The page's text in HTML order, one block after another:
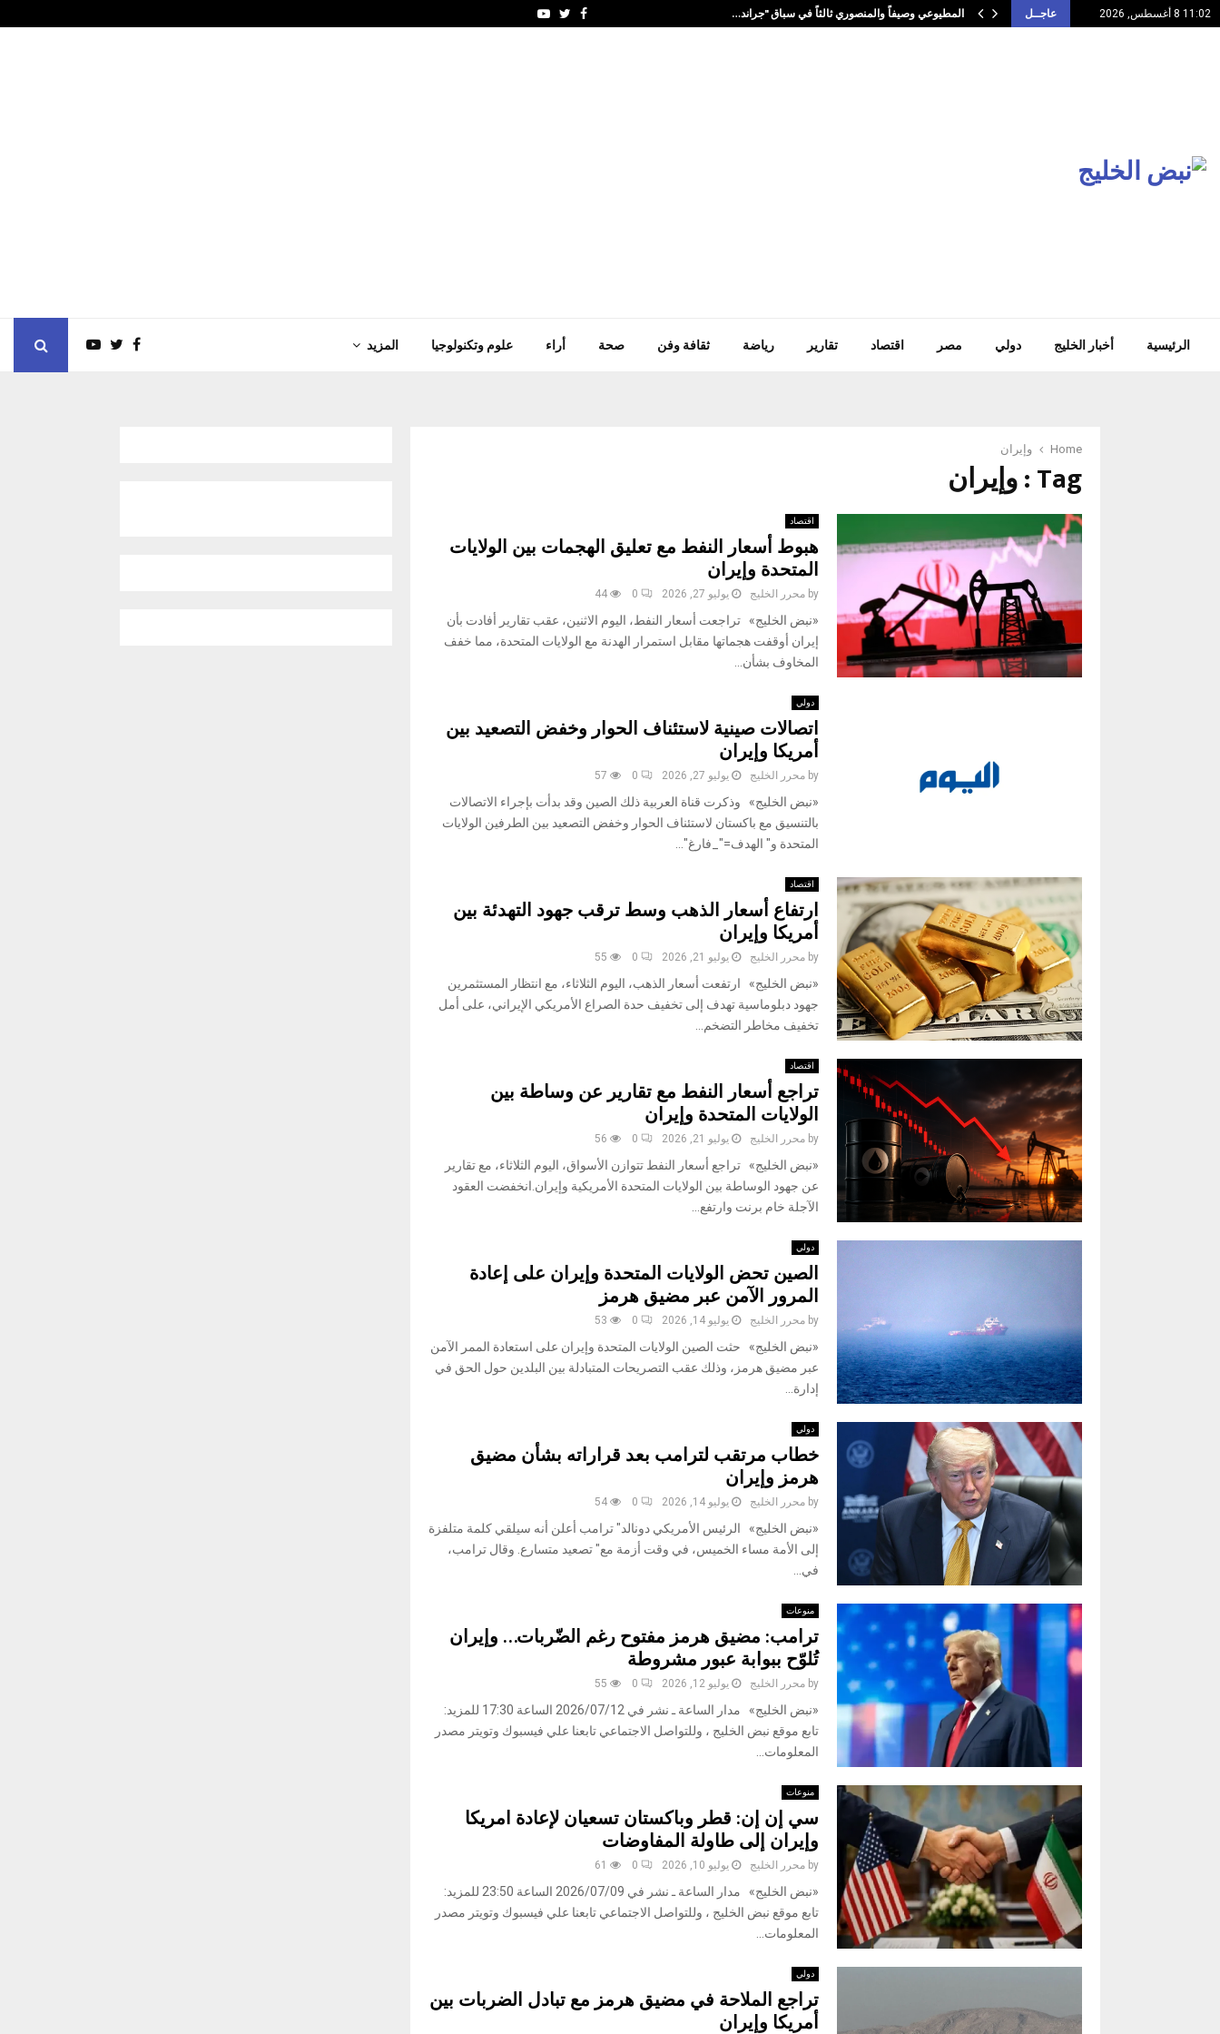
11:02 8 أغسطس, 2026 عاجــل المطيوعي وصيفاً والمنصوري ثالثاً في سباق "جراند… Facebook
Twitter
Youtube
الرئيسية أخبار الخليج دولي مصر اقتصاد تقارير رياضة ثقافة وفن صحة أراء علوم وتكنولوجيا المزيد
Home وإيران
Tag : وإيران
اقتصاد
هبوط أسعار النفط مع تعليق الهجمات بين الولايات
المتحدة وإيران
by محرر الخليج يوليو 27, 2026 0
44
«نبض الخليج» تراجعت أسعار النفط، اليوم الاثنين، عقب تقارير أفادت بأن
إيران أوقفت هجماتها مقابل استمرار الهدنة مع الولايات المتحدة، مما خفف
المخاوف بشأن...
دولي
اتصالات صينية لاستئناف الحوار وخفض التصعيد بين
أمريكا وإيران
by محرر الخليج يوليو 27, 2026 0
57
«نبض الخليج» وذكرت قناة العربية ذلك الصين وقد بدأت بإجراء الاتصالات
بالتنسيق مع باكستان لاستئناف الحوار وخفض التصعيد بين الطرفين الولايات
المتحدة و" الهدف="_فارغ"...
اقتصاد
ارتفاع أسعار الذهب وسط ترقب جهود التهدئة بين
أمريكا وإيران
by محرر الخليج يوليو 21, 2026 0
55
«نبض الخليج» ارتفعت أسعار الذهب، اليوم الثلاثاء، مع انتظار المستثمرين
جهود دبلوماسية تهدف إلى تخفيف حدة الصراع الأمريكي الإيراني، على أمل
تخفيف مخاطر التضخم...
اقتصاد
تراجع أسعار النفط مع تقارير عن وساطة بين
الولايات المتحدة وإيران
by محرر الخليج يوليو 21, 2026 0
56
«نبض الخليج» تراجع أسعار النفط تتوازن الأسواق، اليوم الثلاثاء، مع تقارير
عن جهود الوساطة بين الولايات المتحدة الأمريكية وإيران.انخفضت العقود
الآجلة خام برنت وارتفع...
دولي
الصين تحض الولايات المتحدة وإيران على إعادة
المرور الآمن عبر مضيق هرمز
by محرر الخليج يوليو 14, 2026 0
53
«نبض الخليج» حثت الصين الولايات المتحدة وإيران على استعادة الممر الآمن
عبر مضيق هرمز، وذلك عقب التصريحات المتبادلة بين البلدين حول الحق في
إدارة...
دولي
خطاب مرتقب لترامب بعد قراراته بشأن مضيق
هرمز وإيران
by محرر الخليج يوليو 14, 2026 0
54
«نبض الخليج» الرئيس الأمريكي دونالد" ترامب أعلن أنه سيلقي كلمة متلفزة
إلى الأمة مساء الخميس، في وقت أزمة مع" تصعيد متسارع. وقال ترامب،
في...
منوعات
ترامب: مضيق هرمز مفتوح رغم الضّربات… وإيران
تُلوّح ببوابة عبور مشروطة
by محرر الخليج يوليو 12, 2026 0
55
«نبض الخليج» مدار الساعة ـ نشر في 2026/07/12 الساعة 17:30 للمزيد:
تابع موقع نبض الخليج ، وللتواصل الاجتماعي تابعنا علي فيسبوك وتويتر مصدر
المعلومات...
منوعات
سي إن إن: قطر وباكستان تسعيان لإعادة امريكا
وإيران إلى طاولة المفاوضات
by محرر الخليج يوليو 10, 2026 0
61
«نبض الخليج» مدار الساعة ـ نشر في 2026/07/09 الساعة 23:50 للمزيد:
تابع موقع نبض الخليج ، وللتواصل الاجتماعي تابعنا علي فيسبوك وتويتر مصدر
المعلومات...
دولي
تراجع الملاحة في مضيق هرمز مع تبادل الضربات بين
أمريكا وإيران